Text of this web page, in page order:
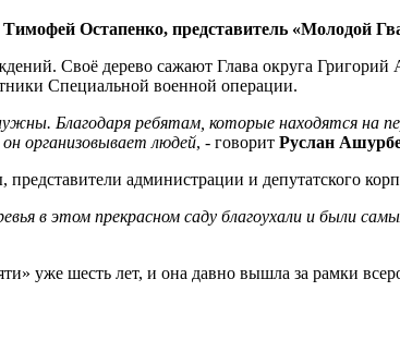
Тимофей Остапенко, представитель «Молодой
Своё дерево сажают Глава округа
Специальной военной операции.
Благодаря ребятам, которые находятся на
организовывает людей, - говорит Руслан
администрации и депутатского
в этом прекрасном саду благоухали и были
уже шесть лет, и она давно вышла за рамки